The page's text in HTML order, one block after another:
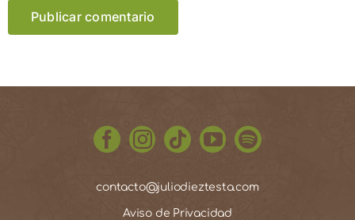
contacto@juliodieztesta.com
Aviso de Privacidad